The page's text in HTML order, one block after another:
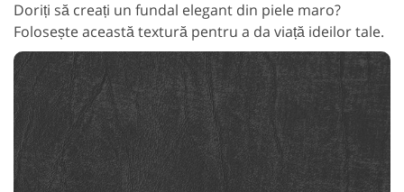
Doriți să creați un fundal elegant din piele maro?
Folosește această textură pentru a da viață ideilor tale.